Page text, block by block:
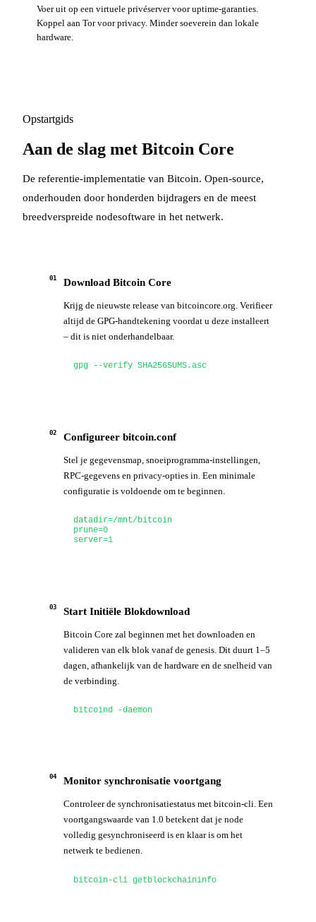
Voer uit op een virtuele privéserver voor uptime-garanties.
Koppel aan Tor voor privacy. Minder soeverein dan lokale
hardware.
Opstartgids
Aan de slag met Bitcoin Core
De referentie-implementatie van Bitcoin. Open-source,
onderhouden door honderden bijdragers en de meest
breedverspreide nodesoftware in het netwerk.
01 Download Bitcoin Core
Krijg de nieuwste release van bitcoincore.org. Verifieer
altijd de GPG-handtekening voordat u deze installeert
– dit is niet onderhandelbaar.
gpg --verify SHA256SUMS.asc
02 Configureer bitcoin.conf
Stel je gegevensmap, snoeiprogramma-instellingen,
RPC-gegevens en privacy-opties in. Een minimale
configuratie is voldoende om te beginnen.
datadir=/mnt/bitcoin
prune=0
server=1
03 Start Initiële Blokdownload
Bitcoin Core zal beginnen met het downloaden en
valideren van elk blok vanaf de genesis. Dit duurt 1–5
dagen, afhankelijk van de hardware en de snelheid van
de verbinding.
bitcoind -daemon
04 Monitor synchronisatie voortgang
Controleer de synchronisatiestatus met bitcoin-cli. Een
voortgangswaarde van 1.0 betekent dat je node
volledig gesynchroniseerd is en klaar is om het
netwerk te bedienen.
bitcoin-cli getblockchaininfo